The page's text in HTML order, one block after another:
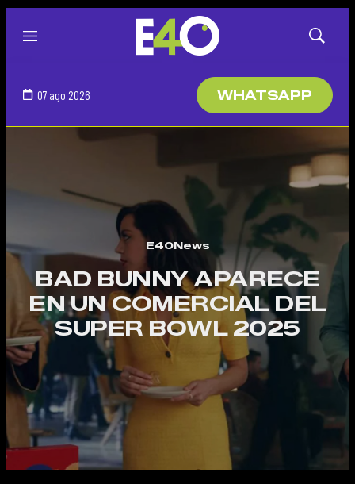
Menú
Mostrar
07 ago 2026 WHATSAPP
E40News
BAD BUNNY APARECE
EN UN COMERCIAL DEL
SUPER BOWL 2025